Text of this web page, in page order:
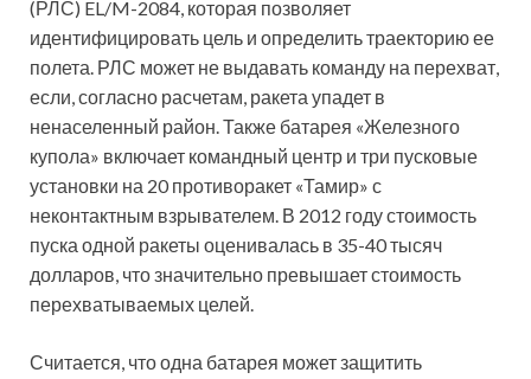
(РЛС) EL/M-2084, которая позволяет
идентифицировать цель и определить траекторию ее
полета. РЛС может не выдавать команду на перехват,
если, согласно расчетам, ракета упадет в
ненаселенный район. Также батарея «Железного
купола» включает командный центр и три пусковые
установки на 20 противоракет «Тамир» с
неконтактным взрывателем. В 2012 году стоимость
пуска одной ракеты оценивалась в 35-40 тысяч
долларов, что значительно превышает стоимость
перехватываемых целей.
Считается, что одна батарея может защитить